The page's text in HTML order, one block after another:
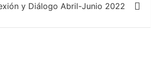
y Diálogo Abril-Junio 2022